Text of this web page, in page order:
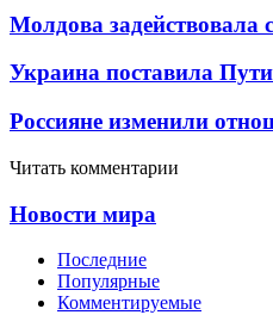
Молдова задействовала
Украина поставила
Россияне изменили
Читать комментарии
Новости мира
Последние
Популярные
Комментируемые